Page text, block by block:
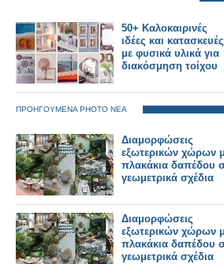
50+ Καλοκαιρινές
ιδέες και κατασκευές
με φυσικά υλικά για
διακόσμηση τοίχου
ΠΡΟΗΓΟΥΜΕΝΑ PHOTO ΝΕΑ
Διαμορφώσεις
εξωτερικών χώρων
πλακάκια δαπέδου
γεωμετρικά σχέδια
Διαμορφώσεις
εξωτερικών χώρων
πλακάκια δαπέδου
γεωμετρικά σχέδια